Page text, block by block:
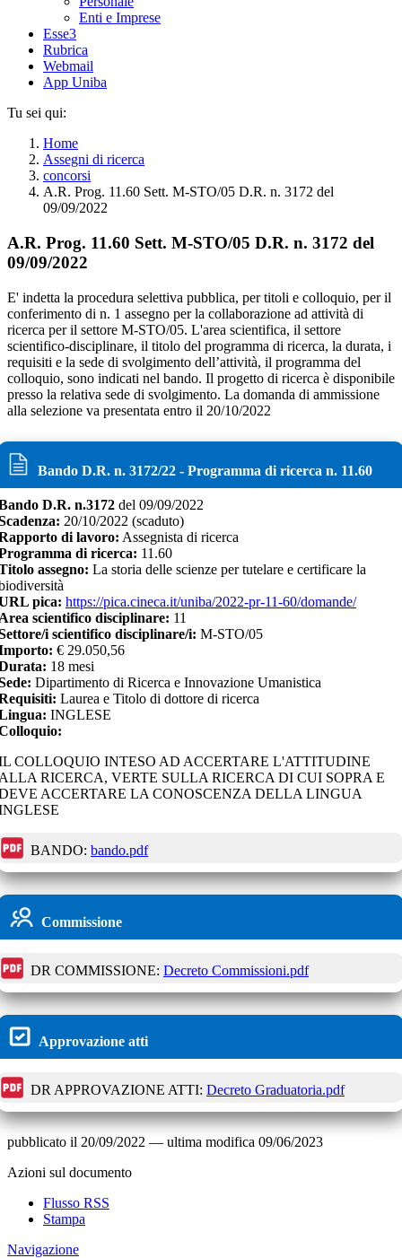
Enti e Imprese
Esse3
Rubrica
Webmail
App Uniba
Tu sei qui:
Home
Assegni di ricerca
concorsi
A.R. Prog. 11.60 Sett. M-STO/05 D.R. n. 3172 del
09/09/2022
A.R. Prog. 11.60 Sett. M-STO/05 D.R. n. 3172 del
09/09/2022
E' indetta la procedura selettiva pubblica, per titoli e colloquio, per il
conferimento di n. 1 assegno per la collaborazione ad attività di
ricerca per il settore M-STO/05. L'area scientifica, il settore
scientifico-disciplinare, il titolo del programma di ricerca, la durata, i
requisiti e la sede di svolgimento dell’attività, il programma del
colloquio, sono indicati nel bando. Il progetto di ricerca è disponibile
presso la relativa sede di svolgimento. La domanda di ammissione
alla selezione va presentata entro il 20/10/2022
Bando D.R. n. 3172/22 - Programma di ricerca n. 11.60
D.R. n.3172 del 09/09/2022
20/10/2022 (scaduto)
di lavoro: Assegnista di ricerca
di ricerca: 11.60
assegno: La storia delle scienze per tutelare e certificare la
pica: https://pica.cineca.it/uniba/2022-pr-11-60/domande/
scientifico disciplinare: 11
i scientifico disciplinare/i: M-STO/05
€ 29.050,56
18 mesi
Dipartimento di Ricerca e Innovazione Umanistica
Laurea e Titolo di dottore di ricerca
INGLESE
COLLOQUIO INTESO AD ACCERTARE L'ATTITUDINE
RICERCA, VERTE SULLA RICERCA DI CUI SOPRA E
ACCERTARE LA CONOSCENZA DELLA LINGUA
BANDO: bando.pdf
Commissione
DR COMMISSIONE: Decreto Commissioni.pdf
Approvazione atti
DR APPROVAZIONE ATTI: Decreto Graduatoria.pdf
pubblicato il 20/09/2022 — ultima modifica 09/06/2023
Azioni sul documento
Flusso RSS
Stampa
Navigazione